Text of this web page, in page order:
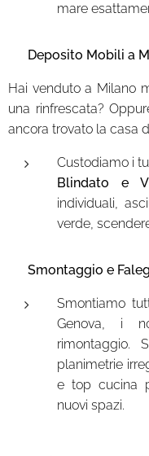
mare
🔒 Deposito Mobili a
Hai venduto a Milano
una rinfrescata?
ancora trovato la casa
Custodiamo i
Blindato e
individuali,
verde,
🛠️ Smontaggio e
Smontiamo
Genova, i
rimontaggio.
planimetrie
e top cucina
nuovi spazi.